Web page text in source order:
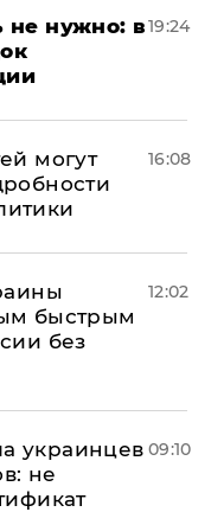
не нужно: в19:24
могут
16:08
быстрым
без
12:02
украинцев
не
09:10